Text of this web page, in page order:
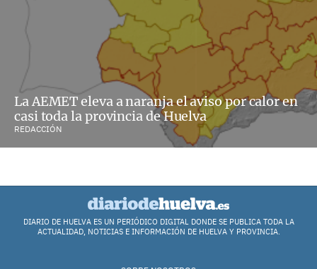
La AEMET eleva a naranja el aviso por calor en
casi toda la provincia de Huelva
REDACCIÓN
DIARIO DE HUELVA ES UN PERIÓDICO DIGITAL DONDE SE PUBLICA TODA LA
ACTUALIDAD, NOTICIAS E INFORMACIÓN DE HUELVA Y PROVINCIA.